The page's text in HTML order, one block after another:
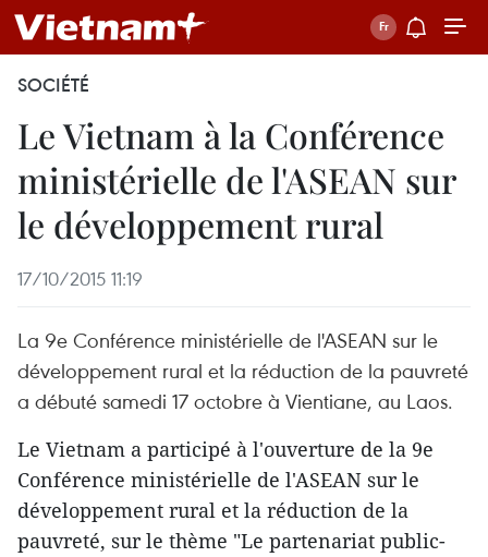
SOCIÉTÉ
Le Vietnam à la Conférence
ministérielle de l'ASEAN sur
le développement rural
17/10/2015 11:19
La 9e Conférence ministérielle de l'ASEAN sur le
développement rural et la réduction de la pauvreté
a débuté samedi 17 octobre à Vientiane, au Laos.
Le Vietnam a participé à l'ouverture de la 9e
Conférence ministérielle de l'ASEAN sur le
développement rural et la réduction de la
pauvreté, sur le thème "Le partenariat public-